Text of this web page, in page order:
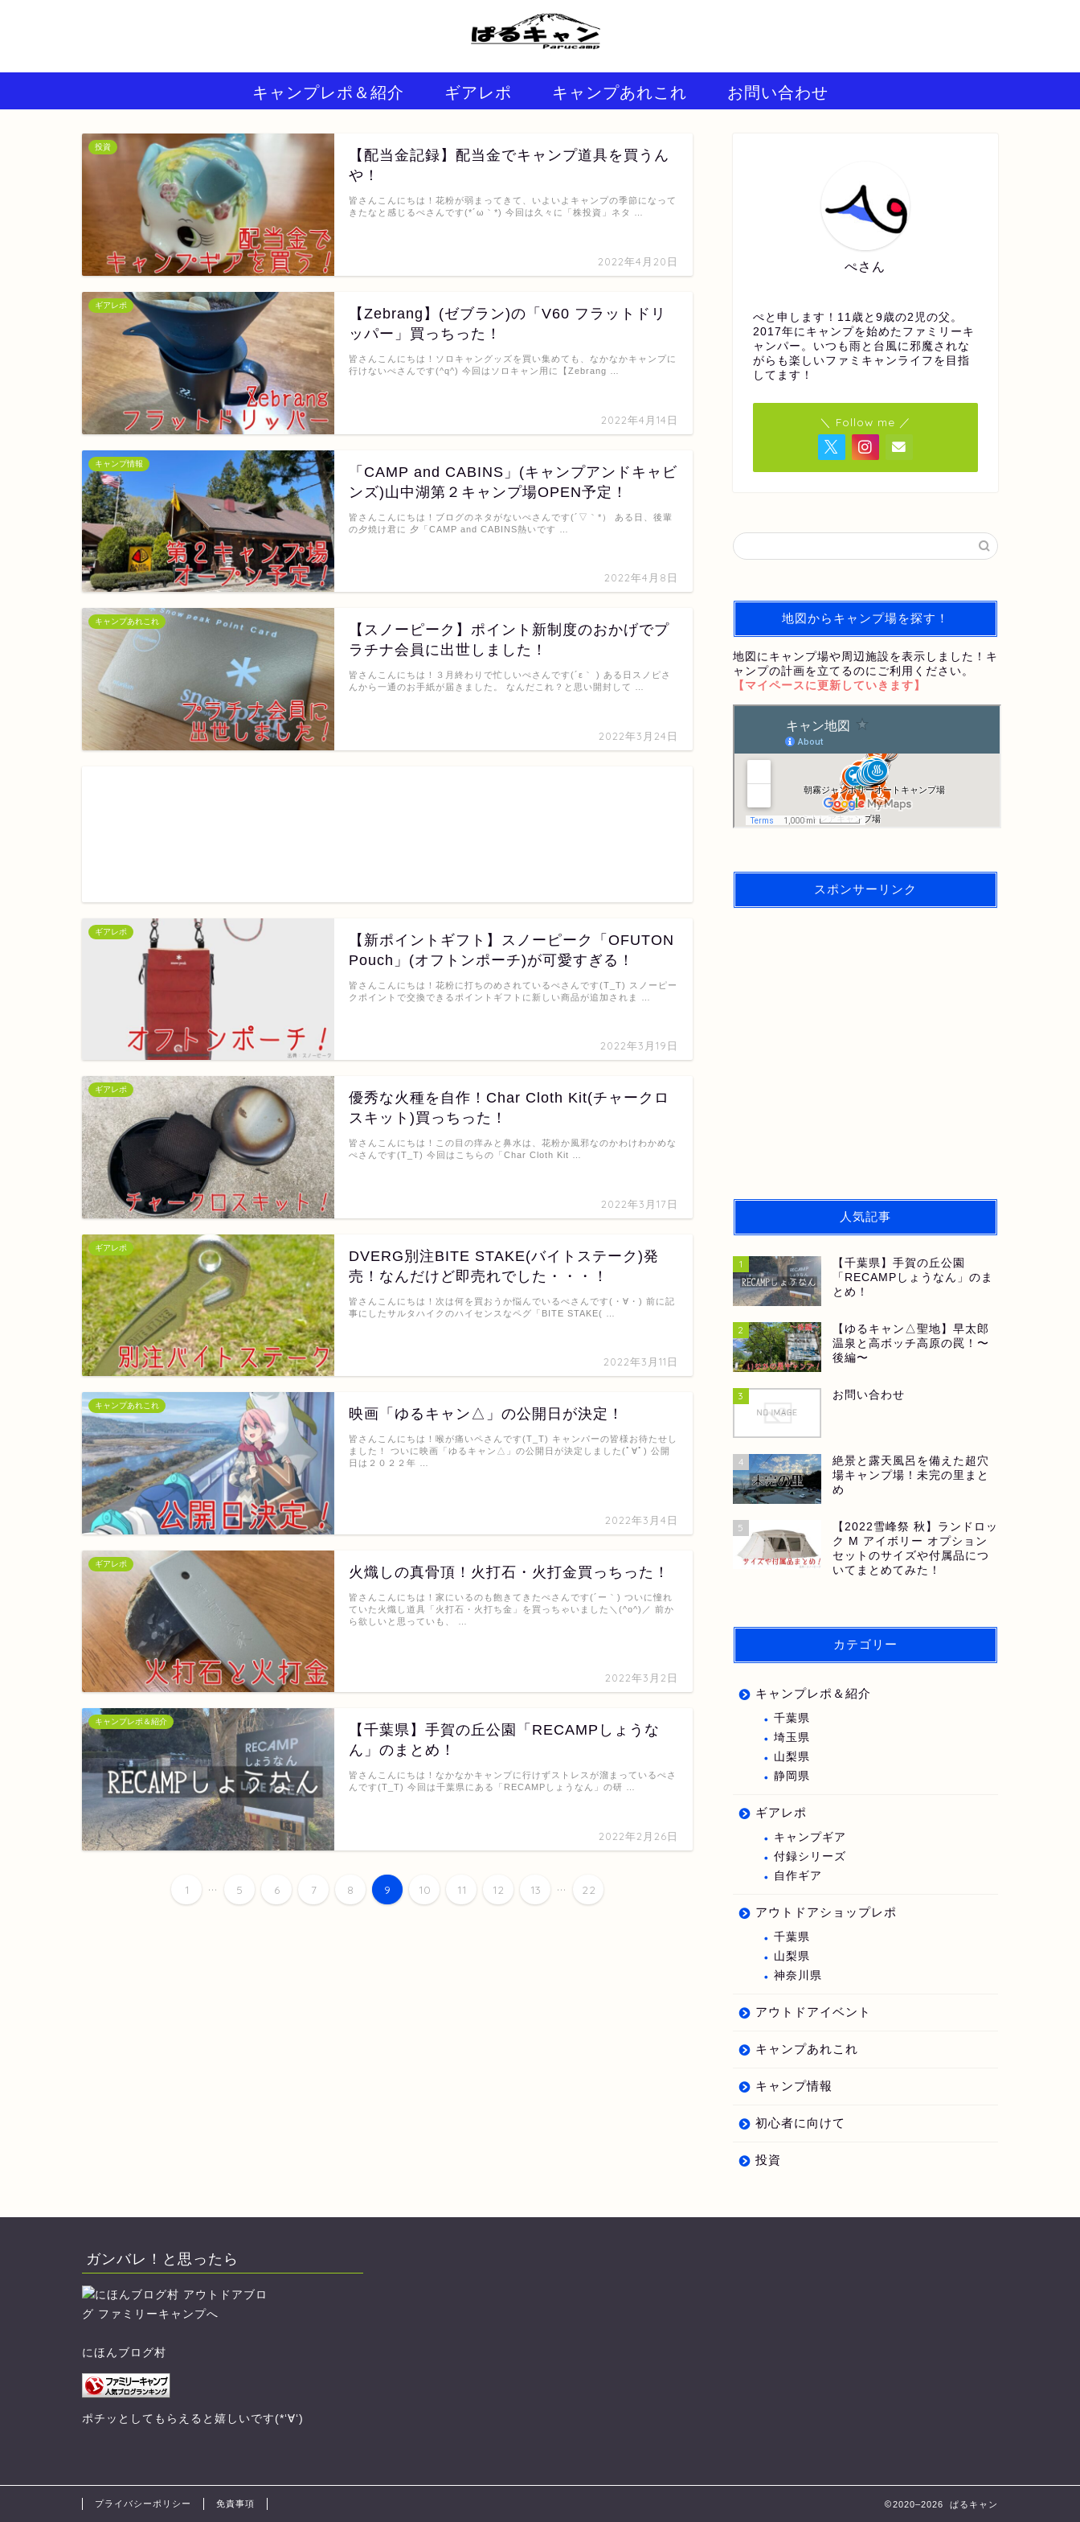
キャンプレポ＆紹介 ギアレポ キャンプあれこれ お問い合わせ
投資
【配当金記録】配当金でキャンプ道具を買うん
や！
2022年4月20日
皆さんこんにちは！花粉が弱まってきて、いよいよキャンプの季節になって
きたなと感じるぺさんです(*´ω｀*) 今回は久々に「株投資」ネタ …
ギアレポ
【Zebrang】(ゼブラン)の「V60 フラットドリ
ッパー」買っちった！
2022年4月14日
皆さんこんにちは！ソロキャングッズを買い集めても、なかなかキャンプに
行けないぺさんです(^q^) 今回はソロキャン用に【Zebrang …
キャンプ情報
「CAMP and CABINS」(キャンプアンドキャビ
ンズ)山中湖第２キャンプ場OPEN予定！
2022年4月8日
皆さんこんにちは！ブログのネタがないぺさんです(´▽｀*） ある日、後輩
の夕焼け君に 夕「CAMP and CABINS熱いです …
キャンプあれこれ
【スノーピーク】ポイント新制度のおかげでプ
ラチナ会員に出世しました！
2022年3月24日
皆さんこんにちは！３月終わりで忙しいぺさんです(´ε｀ ) ある日スノピさ
んから一通のお手紙が届きました。 なんだこれ？と思い開封して …
ギアレポ
【新ポイントギフト】スノーピーク「OFUTON
Pouch」(オフトンポーチ)が可愛すぎる！
2022年3月19日
皆さんこんにちは！花粉に打ちのめされているぺさんです(T_T) スノーピー
クポイントで交換できるポイントギフトに新しい商品が追加されま …
ギアレポ
優秀な火種を自作！Char Cloth Kit(チャークロ
スキット)買っちった！
2022年3月17日
皆さんこんにちは！この目の痒みと鼻水は、花粉か風邪なのかわけわかめな
ぺさんです(T_T) 今回はこちらの「Char Cloth Kit …
ギアレポ
DVERG別注BITE STAKE(バイトステーク)発
売！なんだけど即売れでした・・・！
2022年3月11日
皆さんこんにちは！次は何を買おうか悩んでいるぺさんです(・∀・) 前に記
事にしたサルタハイクのハイセンスなペグ「BITE STAKE( …
キャンプあれこれ
映画「ゆるキャン△」の公開日が決定！
2022年3月4日
皆さんこんにちは！喉が痛いペさんです(T_T) キャンパーの皆様お待たせし
ました！ ついに映画「ゆるキャン△」の公開日が決定しました(ﾟ∀ﾟ) 公開
日は２０２２年 …
ギアレポ
火熾しの真骨頂！火打石・火打金買っちった！
2022年3月2日
皆さんこんにちは！家にいるのも飽きてきたぺさんです(´ー｀) ついに憧れ
ていた火熾し道具「火打石・火打ち金」を買っちゃいました＼(^o^)／ 前か
ら欲しいと思っていも、 …
キャンプレポ＆紹介
【千葉県】手賀の丘公園「RECAMPしょうな
ん」のまとめ！
2022年2月26日
皆さんこんにちは！なかなかキャンプに行けずストレスが溜まっているぺさ
んです(T_T) 今回は千葉県にある「RECAMPしょうなん」の研 …
1 ... 5 6 7 8 9 10 11 12 13 ... 22
ぺさん
ぺと申します！11歳と9歳の2児の父。
2017年にキャンプを始めたファミリーキ
ャンパー。いつも雨と台風に邪魔されな
がらも楽しいファミキャンライフを目指
してます！
＼ Follow me ／
地図からキャンプ場を探す！
地図にキャンプ場や周辺施設を表示しました！キ
ャンプの計画を立てるのにご利用ください。
【マイペースに更新していきます】
スポンサーリンク
人気記事
1
【千葉県】手賀の丘公園
「RECAMPしょうなん」のま
とめ！
2
【ゆるキャン△聖地】早太郎
温泉と高ボッチ高原の罠！〜
後編〜
3 お問い合わせ
4
絶景と露天風呂を備えた超穴
場キャンプ場！未完の里まと
め
5
【2022雪峰祭 秋】ランドロッ
ク M アイボリー オプション
セットのサイズや付属品につ
いてまとめてみた！
カテゴリー
キャンプレポ＆紹介
千葉県
埼玉県
山梨県
静岡県
ギアレポ
キャンプギア
付録シリーズ
自作ギア
アウトドアショップレポ
千葉県
山梨県
神奈川県
アウトドアイベント
キャンプあれこれ
キャンプ情報
初心者に向けて
投資
ガンバレ！と思ったら
にほんブログ村
ポチッとしてもらえると嬉しいです(*‘∀‘)
プライバシーポリシー 免責事項 2020–2026 ぱるキャン